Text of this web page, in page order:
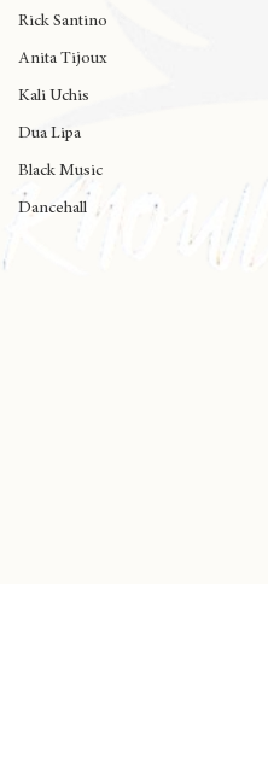
De La Soul
Rick Santino
Anita Tijoux
Kali Uchis
Dua Lipa
Black Music